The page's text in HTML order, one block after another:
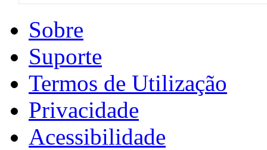
Sobre
Suporte
Termos de Utilização
Privacidade
Acessibilidade